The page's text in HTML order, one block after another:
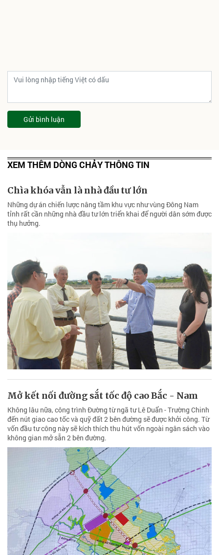
Gửi bình luận
XEM THÊM DÒNG CHẢY THÔNG TIN
Chìa khóa vẫn là nhà đầu tư lớn
Những dự án chiến lược nâng tầm khu vực như vùng Đông Nam
tỉnh rất cần những nhà đầu tư lớn triển khai để người dân sớm được
thụ hưởng.
Mở kết nối đường sắt tốc độ cao Bắc - Nam
Không lâu nữa, công trình Đường từ ngã tư Lê Duẩn - Trường Chinh
đến nút giao cao tốc và quỹ đất 2 bên đường sẽ được khởi công. Từ
vốn đầu tư công này sẽ kích thích thu hút vốn ngoài ngân sách vào
không gian mở sẵn 2 bên đường.